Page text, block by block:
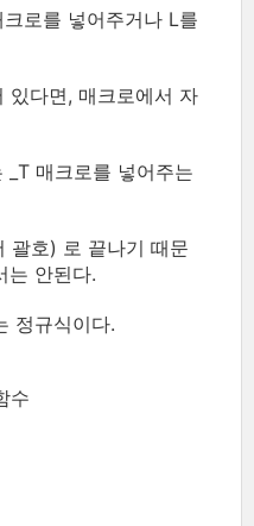
로를 넣어주거나 L를
있다면, 매크로에서 자
_T 매크로를 넣어주는
괄호) 로 끝나기 때문
는 안된다.
정규식이다.
수